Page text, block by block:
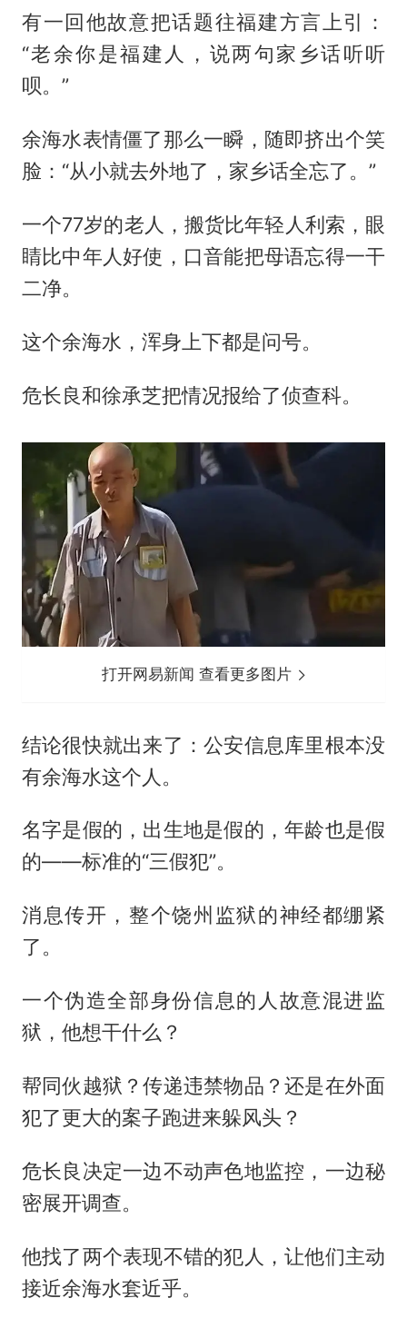
有一回他故意把话题往福建方言上引：
“老余你是福建人，说两句家乡话听听
呗。”
余海水表情僵了那么一瞬，随即挤出个笑
脸：“从小就去外地了，家乡话全忘了。”
一个77岁的老人，搬货比年轻人利索，眼
睛比中年人好使，口音能把母语忘得一干
二净。
这个余海水，浑身上下都是问号。
危长良和徐承芝把情况报给了侦查科。
打开网易新闻 查看更多图片
结论很快就出来了：公安信息库里根本没
有余海水这个人。
名字是假的，出生地是假的，年龄也是假
的——标准的“三假犯”。
消息传开，整个饶州监狱的神经都绷紧
了。
一个伪造全部身份信息的人故意混进监
狱，他想干什么？
帮同伙越狱？传递违禁物品？还是在外面
犯了更大的案子跑进来躲风头？
危长良决定一边不动声色地监控，一边秘
密展开调查。
他找了两个表现不错的犯人，让他们主动
接近余海水套近乎。